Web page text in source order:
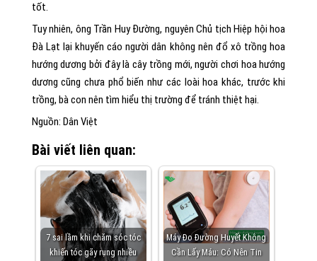
tốt.
Tuy nhiên, ông Trần Huy Đường, nguyên Chủ tịch Hiệp hội hoa
Đà Lạt lại khuyến cáo người dân không nên đổ xô trồng hoa
hướng dương bởi đây là cây trồng mới, người chơi hoa hướng
dương cũng chưa phổ biến như các loài hoa khác, trước khi
trồng, bà con nên tìm hiểu thị trường để tránh thiệt hại.
Nguồn: Dân Việt
Bài viết liên quan:
7 sai lầm khi chăm sóc tóc
khiến tóc gãy rụng nhiều
Máy Đo Đường Huyết Không
Cần Lấy Máu: Có Nên Tin